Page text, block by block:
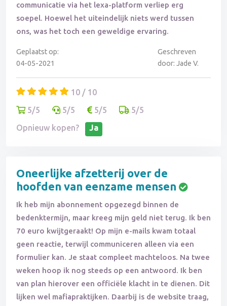
communicatie via het lexa-platform verliep erg
soepel. Hoewel het uiteindelijk niets werd tussen
ons, was het toch een geweldige ervaring.
Geplaatst op:
04-05-2021
Geschreven
door: Jade V.
10 / 10
5/5
5/5 5/5
5/5
Opnieuw kopen?
Ja
Oneerlijke afzetterij over de
hoofden van eenzame mensen
Ik heb mijn abonnement opgezegd binnen de
bedenktermijn, maar kreeg mijn geld niet terug. Ik ben
70 euro kwijtgeraakt! Op mijn e-mails kwam totaal
geen reactie, terwijl communiceren alleen via een
formulier kan. Je staat compleet machteloos. Na twee
weken hoop ik nog steeds op een antwoord. Ik ben
van plan hierover een officiële klacht in te dienen. Dit
lijken wel mafiapraktijken. Daarbij is de website traag,